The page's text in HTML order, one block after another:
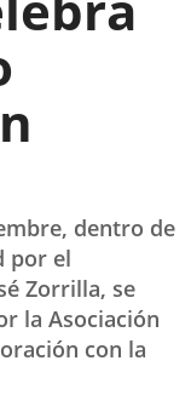
dentro de
por el
Zorrilla, se
la Asociación
con la